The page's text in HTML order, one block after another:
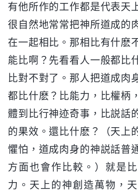
有他所作的工作都是代表天
很自然地常常把神所道成的
在一起相比。那相比有什麽
能比啊？先看看人一般都比
比對不對了。那人把道成肉
都比什麽？比能力，比權柄
體到比行神迹奇事，比説話
的果效。還比什麽？（天上
懼怕，道成肉身的神説話普
方面也會作比較。）就是
力。天上的神創造萬物，